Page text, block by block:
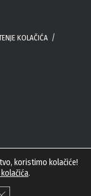
KOLAČIĆA
koristimo kolačiće!
.
Close GDPR Cookie Banner